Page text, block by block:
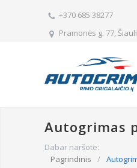
+370 685 38277
Pramonės g. 77,
Autogrimas
Dabar naršote:
Pagrindinis
/